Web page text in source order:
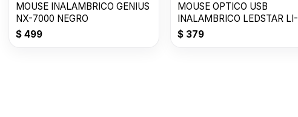
MOUSE INALAMBRICO GENIUS
NX-7000 NEGRO
$ 499
MOUSE OPTICO USB
INALAMBRICO LEDSTAR LI-
M02
$379